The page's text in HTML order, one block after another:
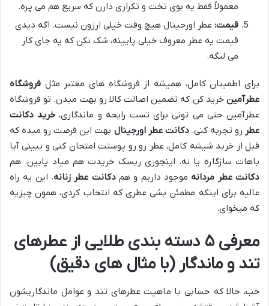
معمولاً فقط یه بوی تخت و تکراری دارن که سریع هم می پره.
قیمت: عطر اورجینال هیچ وقت خیلی ارزون نیست. اگه دیدی
قیمت یه عطر معروف خیلی پایینه، شک نکن که یه جای کار
می لنگه.
برای اطمینان کامل، همیشه از فروشگاه های معتبر مثل فروشگاه
عطرآمین خرید کن که تضمین اصالت کالا رو بهت میدن. تو فروشگاه
عطرآمین حتی می تونی برای تست رایحه و ماندگاری، خرید دکانت
عطر رو تجربه کنی.دکانت عطر اورجینال بهت این فرصت رو میده که
قبل از خرید شیشه کامل، عطر رو رو پوستت امتحان کنی و ببینی آیا
باهات سازگاره یا نه. اینجوری ریسک خریدت هم میاد پایین. هم
دکانت عطر مردانه موجود داریم و همدکانت عطر زنانه. این یه راه
عالیه برای اینکه مطمئن بشی عطری که انتخاب کردی، همون چیزیه
که میخوای.
معرفی ۵ دسته بندی طلایی از عطرهای
تند و ماندگار (با مثال های دقیق)
خب، حالا که حسابی با ماهیت عطرهای تند و عوامل ماندگاریشون